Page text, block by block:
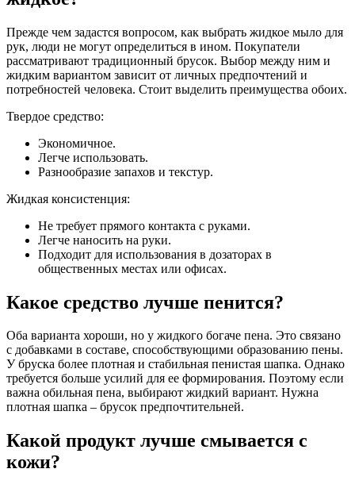
Прежде чем задастся вопросом, как выбрать жидкое мыло для
рук, люди не могут определиться в ином. Покупатели
рассматривают традиционный брусок. Выбор между ним и
жидким вариантом зависит от личных предпочтений и
потребностей человека. Стоит выделить преимущества обоих.
Твердое средство:
Экономичное.
Легче использовать.
Разнообразие запахов и текстур.
Жидкая консистенция:
Не требует прямого контакта с руками.
Легче наносить на руки.
Подходит для использования в дозаторах в
общественных местах или офисах.
Какое средство лучше пенится?
Оба варианта хороши, но у жидкого богаче пена. Это связано
с добавками в составе, способствующими образованию пены.
У бруска более плотная и стабильная пенистая шапка. Однако
требуется больше усилий для ее формирования. Поэтому если
важна обильная пена, выбирают жидкий вариант. Нужна
плотная шапка – брусок предпочтительней.
Какой продукт лучше смывается с
кожи?